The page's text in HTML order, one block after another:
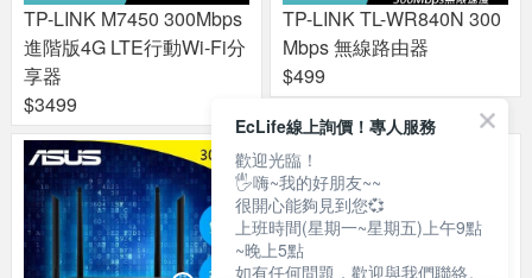
TP-LINK M7450 300Mbps
進階版4G LTE行動Wi-Fi分
享器
$3499
TP-LINK TL-WR840N 300
Mbps 無線路由器
$499
EcLife線上詢價！專人服務
歡迎光臨！
🖐嗨~我的好朋友~~
很開心能夠見到您💞
上班時間(星期一~星期五)上午9點
~晚上5點
如有任何問題，歡迎與我們聯絡。